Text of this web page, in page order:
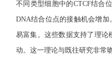
不同类型细胞中的CTCF结合
DNA结合位点的接触机会增加
易富集。这些数据支持了理论
动。这一理论与既往研究非常